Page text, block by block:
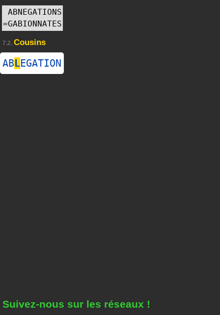
ABNEGATIONS
=GABIONNATES
7.2. Cousins
ABLEGATION
Suivez-nous sur les réseaux !